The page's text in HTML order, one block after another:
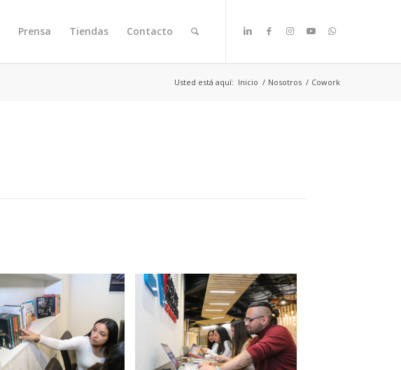
Prensa Tiendas Contacto
Usted está aquí: Inicio / Nosotros / Cowork